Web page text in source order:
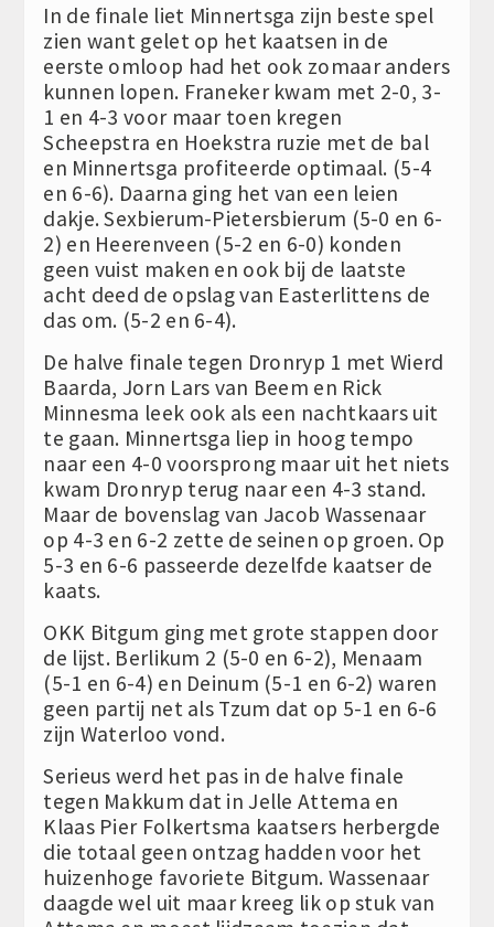
In de finale liet Minnertsga zijn beste spel
zien want gelet op het kaatsen in de
eerste omloop had het ook zomaar anders
kunnen lopen. Franeker kwam met 2-0, 3-
1 en 4-3 voor maar toen kregen
Scheepstra en Hoekstra ruzie met de bal
en Minnertsga profiteerde optimaal. (5-4
en 6-6). Daarna ging het van een leien
dakje. Sexbierum-Pietersbierum (5-0 en 6-
2) en Heerenveen (5-2 en 6-0) konden
geen vuist maken en ook bij de laatste
acht deed de opslag van Easterlittens de
das om. (5-2 en 6-4).
De halve finale tegen Dronryp 1 met Wierd
Baarda, Jorn Lars van Beem en Rick
Minnesma leek ook als een nachtkaars uit
te gaan. Minnertsga liep in hoog tempo
naar een 4-0 voorsprong maar uit het niets
kwam Dronryp terug naar een 4-3 stand.
Maar de bovenslag van Jacob Wassenaar
op 4-3 en 6-2 zette de seinen op groen. Op
5-3 en 6-6 passeerde dezelfde kaatser de
kaats.
OKK Bitgum ging met grote stappen door
de lijst. Berlikum 2 (5-0 en 6-2), Menaam
(5-1 en 6-4) en Deinum (5-1 en 6-2) waren
geen partij net als Tzum dat op 5-1 en 6-6
zijn Waterloo vond.
Serieus werd het pas in de halve finale
tegen Makkum dat in Jelle Attema en
Klaas Pier Folkertsma kaatsers herbergde
die totaal geen ontzag hadden voor het
huizenhoge favoriete Bitgum. Wassenaar
daagde wel uit maar kreeg lik op stuk van